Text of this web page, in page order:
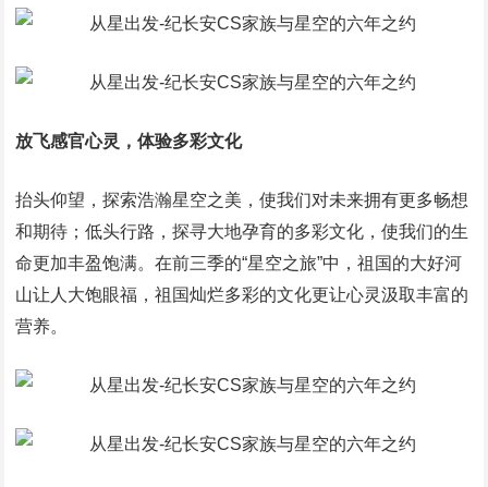
放飞感官心灵，体验多彩文化
抬头仰望，探索浩瀚星空之美，使我们对未来拥有更多畅想
和期待；低头行路，探寻大地孕育的多彩文化，使我们的生
命更加丰盈饱满。在前三季的“星空之旅”中，祖国的大好河
山让人大饱眼福，祖国灿烂多彩的文化更让心灵汲取丰富的
营养。